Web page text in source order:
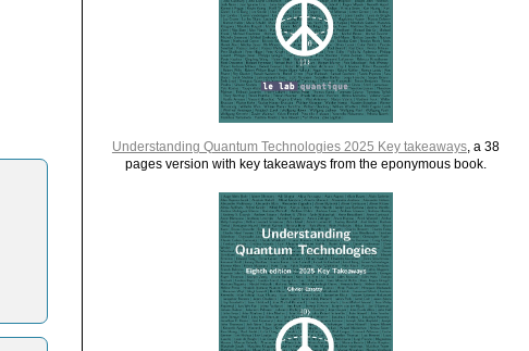
Understanding Quantum Technologies 2025 Key takeaways, a 38
pages version with key takeaways from the eponymous book.